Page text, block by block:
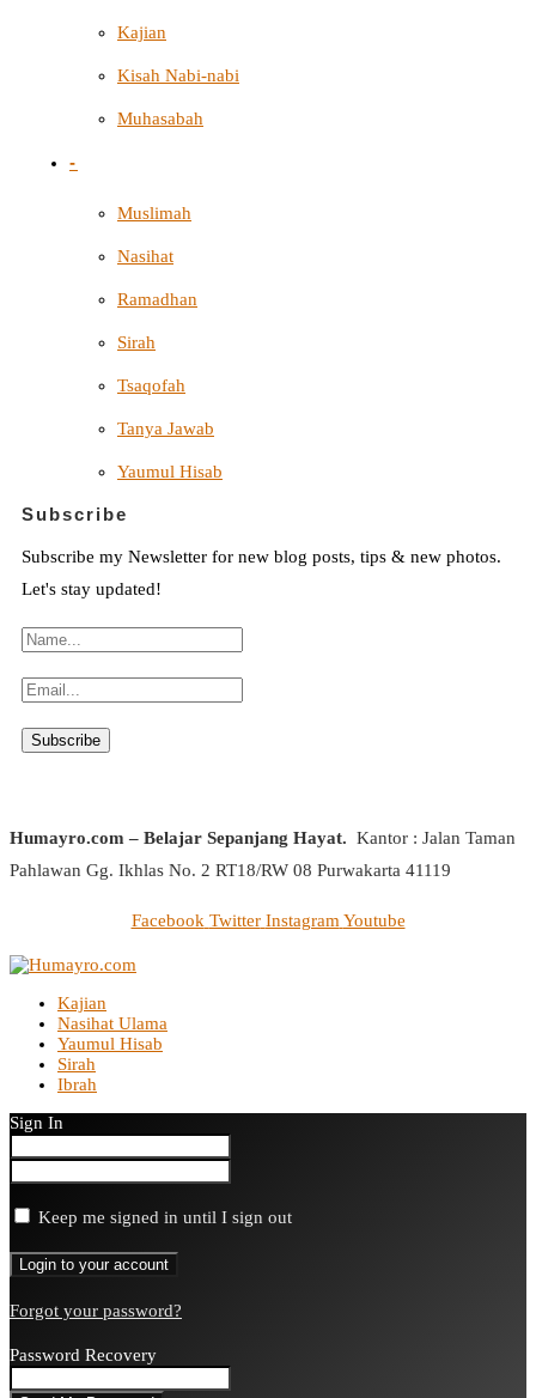
Kajian
Kisah Nabi-nabi
Muhasabah
-
Muslimah
Nasihat
Ramadhan
Sirah
Tsaqofah
Tanya Jawab
Yaumul Hisab
Subscribe
Subscribe my Newsletter for new blog posts, tips & new photos.
Let's stay updated!
Humayro.com – Belajar Sepanjang Hayat. Kantor : Jalan Taman
Pahlawan Gg. Ikhlas No. 2 RT18/RW 08 Purwakarta 41119
Facebook Twitter Instagram Youtube
Kajian
Nasihat Ulama
Yaumul Hisab
Sirah
Ibrah
Sign In
Keep me signed in until I sign out
Forgot your password?
Password Recovery